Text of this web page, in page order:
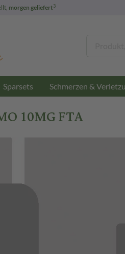
morgen geliefert3
Sparsets Schmerzen &
10MG FTA